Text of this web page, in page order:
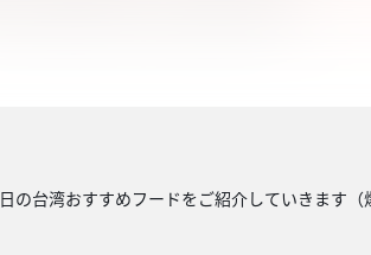
台湾おすすめフードをご紹介していきます